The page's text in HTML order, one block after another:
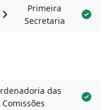
Primeira
Secretaria
das
Comissões